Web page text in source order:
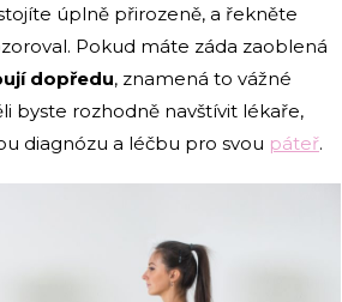
úplně přirozeně, a řekněte
Pokud máte záda zaoblená
dopředu, znamená to vážné
byste rozhodně navštívit lékaře,
diagnózu a léčbu pro svou páteř.